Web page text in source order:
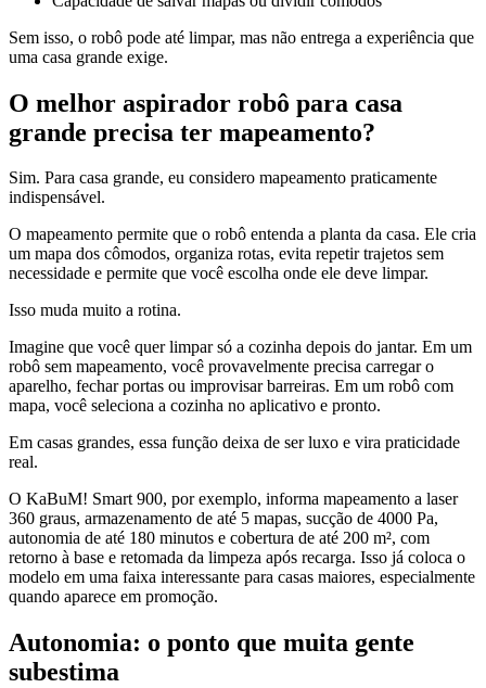
Sem isso, o robô pode até limpar, mas não entrega a experiência que
uma casa grande exige.
O melhor aspirador robô para casa
grande precisa ter mapeamento?
Sim. Para casa grande, eu considero mapeamento praticamente
indispensável.
O mapeamento permite que o robô entenda a planta da casa. Ele cria
um mapa dos cômodos, organiza rotas, evita repetir trajetos sem
necessidade e permite que você escolha onde ele deve limpar.
Isso muda muito a rotina.
Imagine que você quer limpar só a cozinha depois do jantar. Em um
robô sem mapeamento, você provavelmente precisa carregar o
aparelho, fechar portas ou improvisar barreiras. Em um robô com
mapa, você seleciona a cozinha no aplicativo e pronto.
Em casas grandes, essa função deixa de ser luxo e vira praticidade
real.
O KaBuM! Smart 900, por exemplo, informa mapeamento a laser
360 graus, armazenamento de até 5 mapas, sucção de 4000 Pa,
autonomia de até 180 minutos e cobertura de até 200 m², com
retorno à base e retomada da limpeza após recarga. Isso já coloca o
modelo em uma faixa interessante para casas maiores, especialmente
quando aparece em promoção.
Autonomia: o ponto que muita gente
subestima